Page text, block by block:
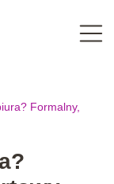
Formalny,